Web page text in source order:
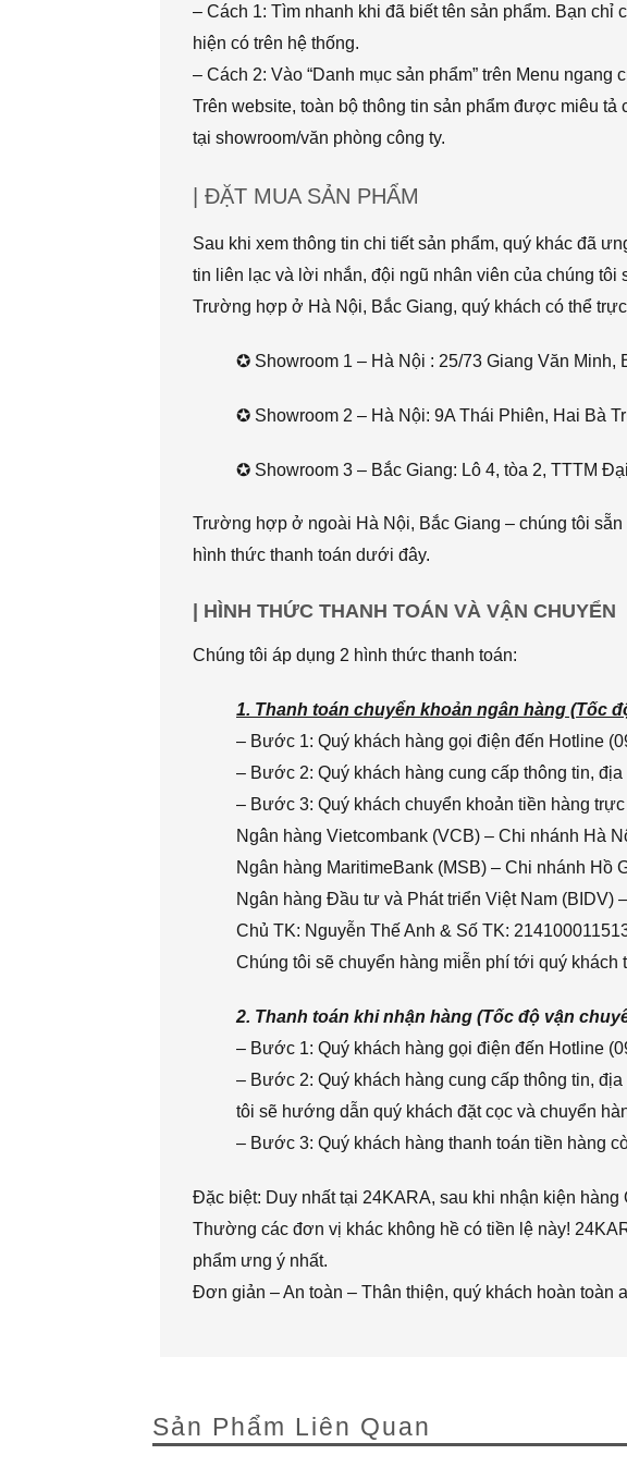
– Cách 1: Tìm nhanh khi đã biết tên sản phẩm. Bạn chỉ
hiện có trên hệ thống.
– Cách 2: Vào “Danh mục sản phẩm” trên Menu
Trên website, toàn bộ thông tin sản phẩm được miêu
tại showroom/văn phòng công ty.
| ĐẶT MUA SẢN PHẨM
Sau khi xem thông tin chi tiết sản phẩm, quý khác đã
tin liên lạc và lời nhắn, đội ngũ nhân viên của chúng
Trường hợp ở Hà Nội, Bắc Giang, quý khách có thể
✪ Showroom 1 – Hà Nội : 25/73 Giang Văn
✪ Showroom 2 – Hà Nội: 9A Thái Phiên, Hai Bà
✪ Showroom 3 – Bắc Giang: Lô 4, tòa 2, TTTM
Trường hợp ở ngoài Hà Nội, Bắc Giang – chúng tôi
hình thức thanh toán dưới đây.
| HÌNH THỨC THANH TOÁN VÀ VẬN CHUYỂN
Chúng tôi áp dụng 2 hình thức thanh toán:
1. Thanh toán chuyển khoản ngân hàng (Tốc
– Bước 1: Quý khách hàng gọi điện đến Hotline
– Bước 2: Quý khách hàng cung cấp thông tin,
– Bước 3: Quý khách chuyển khoản tiền hàng
Ngân hàng Vietcombank (VCB) – Chi nhánh Hà
Ngân hàng MaritimeBank (MSB) – Chi nhánh Hồ
Ngân hàng Đầu tư và Phát triển Việt Nam (BIDV)
Chủ TK: Nguyễn Thế Anh & Số TK:
Chúng tôi sẽ chuyển hàng miễn phí tới quý khách
2. Thanh toán khi nhận hàng (Tốc độ vận
– Bước 1: Quý khách hàng gọi điện đến Hotline
– Bước 2: Quý khách hàng cung cấp thông tin,
tôi sẽ hướng dẫn quý khách đặt cọc và chuyển
– Bước 3: Quý khách hàng thanh toán tiền hàng
Đặc biệt: Duy nhất tại 24KARA, sau khi nhận kiện
Thường các đơn vị khác không hề có tiền lệ này!
phẩm ưng ý nhất.
Đơn giản – An toàn – Thân thiện, quý khách hoàn toàn
Sản Phẩm Liên Quan